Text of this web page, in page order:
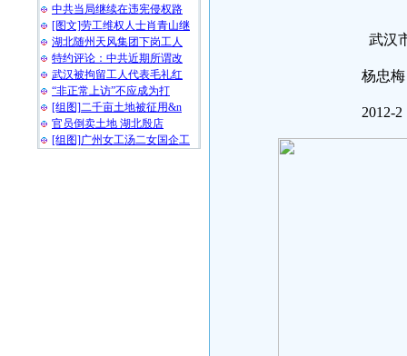
中共当局继续在违宪侵权路
[图文]劳工维权人士肖青山继
湖北随州天风集团下岗工人
特约评论：中共近期所谓改
武汉被拘留工人代表毛礼红
“非正常上访”不应成为打
[组图]二千亩土地被征用&n
官员倒卖土地 湖北殷店
[组图]广州女工汤二女国企工
武汉市江汉
杨忠梅 电话：
2012-2